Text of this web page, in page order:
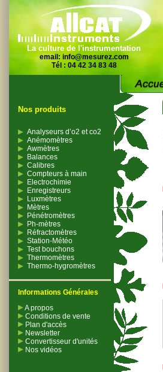
La culture de l'instrumentation
email: info@mesurez.com
Tél : 04 42 34 83 48
Nos produits
Analyseurs d’o2 et co2
Anémomètres
Awmètres
Balances
Calibres
Compteurs à main
Electrochimie
Enregistreurs
Luxmètres
Mètres
Pénétromètres
Ph-mètres
Réfractomètres
Station-Météo
Test bouchons
Thermomètres
Thermo-hygromètres
Informations Générales
A propos
Conditions de vente
Plan d'accès
Newsletter
Convertisseur d'unités
Nos vidéos